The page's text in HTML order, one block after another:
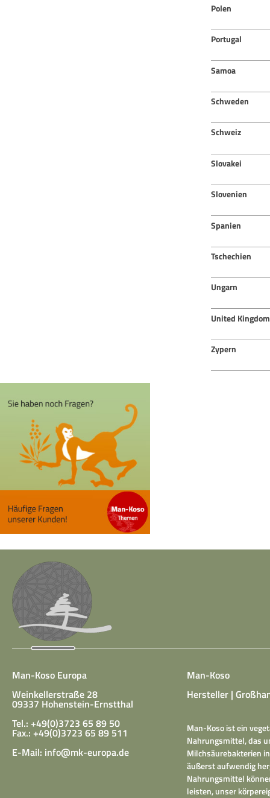
Polen
Portugal
Samoa
Schweden
Schweiz
Slovakei
Slovenien
Spanien
Tschechien
Ungarn
United Kingdom
Zypern
Man-Koso Europa
Weinkellerstraße 28
09337 Hohenstein-Ernstthal
Tel.: +49(0)3723 65 89 50
Fax.: +49(0)3723 65 89 511
E-Mail: info@mk-europa.de
Man-Koso
Hersteller |
Man-Koso ist ein
Nahrungsmittel, das
Milchsäurebakterien
äußerst aufwendig
Nahrungsmittel
leisten, unser